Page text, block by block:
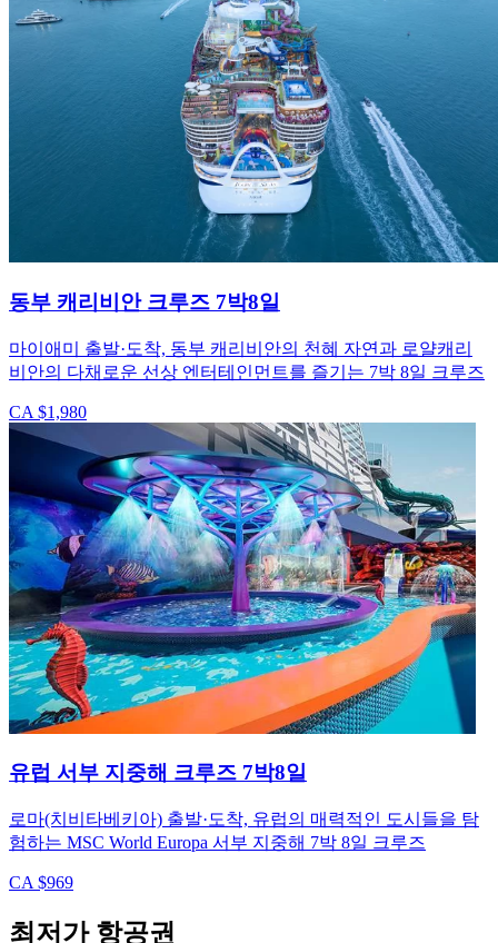
동부 캐리비안 크루즈 7박8일
마이애미 출발·도착, 동부 캐리비안의 천혜 자연과 로얄캐리
비안의 다채로운 선상 엔터테인먼트를 즐기는 7박 8일 크루즈
CA $1,980
유럽 서부 지중해 크루즈 7박8일
로마(치비타베키아) 출발·도착, 유럽의 매력적인 도시들을 탐
험하는 MSC World Europa 서부 지중해 7박 8일 크루즈
CA $969
최저가 항공권